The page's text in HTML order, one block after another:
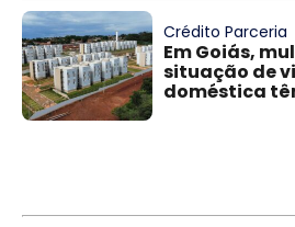
Crédito Parceria
Em Goiás,
situação de
doméstica